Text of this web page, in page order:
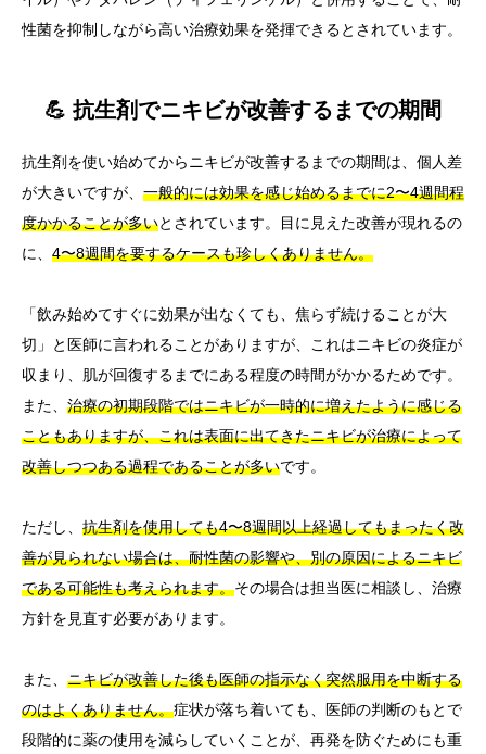
性菌を抑制しながら高い治療効果を発揮できるとされています。
💪 抗生剤でニキビが改善するまでの期間
抗生剤を使い始めてからニキビが改善するまでの期間は、個人差
が大きいですが、 一般的には効果を感じ始めるまでに2〜4週間程
度かかることが多いとされています。目に見えた改善が現れるの
に、 4〜8週間を要するケースも珍しくありません。
「飲み始めてすぐに効果が出なくても、焦らず続けることが大
切」と医師に言われることがありますが、これはニキビの炎症が
収まり、肌が回復するまでにある程度の時間がかかるためです。
また、 治療の初期段階ではニキビが一時的に増えたように感じる
こともありますが、これは表面に出てきたニキビが治療によって
改善しつつある過程であることが多いです。
ただし、 抗生剤を使用しても4〜8週間以上経過してもまったく改
善が見られない場合は、耐性菌の影響や、別の原因によるニキビ
である可能性も考えられます。その場合は担当医に相談し、治療
方針を見直す必要があります。
また、 ニキビが改善した後も医師の指示なく突然服用を中断する
のはよくありません。症状が落ち着いても、医師の判断のもとで
段階的に薬の使用を減らしていくことが、再発を防ぐためにも重